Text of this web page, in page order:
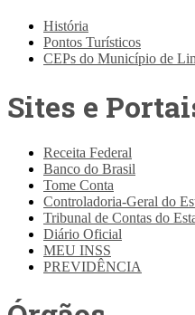
História
Pontos Turísticos
CEPs do Município de
Sites e
Receita Federal
Banco do Brasil
Tome Conta
Controladoria-Geral do
Tribunal de Contas do
Diário Oficial
MEU INSS
PREVIDÊNCIA